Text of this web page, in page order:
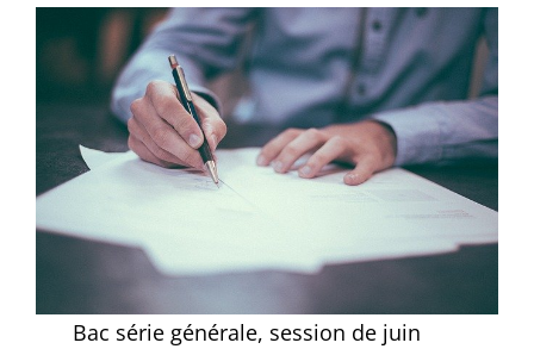
Bac série générale, session de juin